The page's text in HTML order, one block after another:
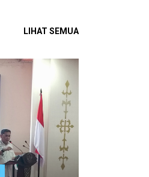
LIHAT SEMUA